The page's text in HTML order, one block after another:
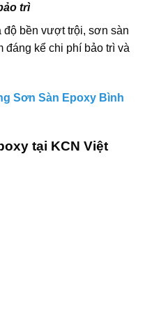
trì
độ bền vượt trội, sơn sàn
đáng kể chi phí bảo trì và
Sơn Sàn Epoxy Bình
tại KCN Việt